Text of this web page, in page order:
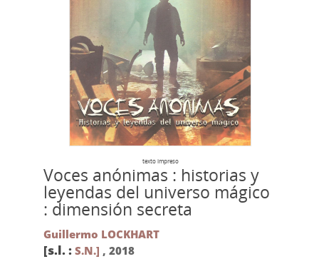
texto impreso
Voces anónimas : historias y
leyendas del universo mágico
: dimensión secreta
Guillermo LOCKHART
[s.l. : S.N.] , 2018